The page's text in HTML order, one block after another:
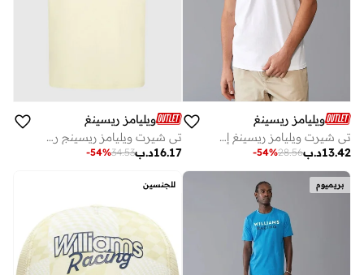
ويليامز ريسينغ
تي شيرت ويليامز ريسينغ إف دبليو ليجاسي للرجال
د.ب13.42
28.56
-54%
ويليامز ريسينغ
تي شيرت ويليامز ريسينج رجالي واسع
د.ب16.17
34.53
-54%
بريميوم للجنسين